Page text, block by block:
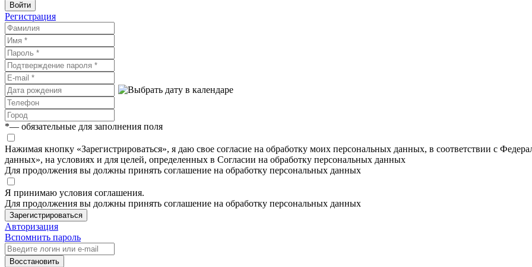
Войти
Регистрация
*— обязательные для заполнения поля
Нажимая кнопку «Зарегистрироваться», я даю свое согласие на обработку моих персональных данных, в соответствии с
данных», на условиях и для целей, определенных в Согласии на обработку персональных данных
Для продолжения вы должны принять соглашение на обработку персональных данных
Я принимаю условия соглашения.
Для продолжения вы должны принять соглашение на обработку персональных данных
Зарегистрироваться
Авторизация
Вспомнить пароль
Восстановить